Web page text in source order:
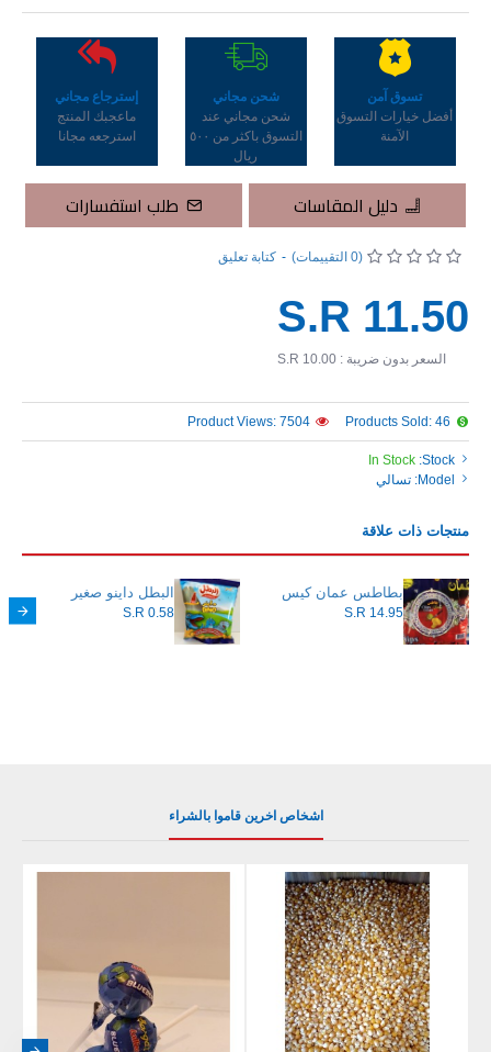
تسوق آمن
أفضل خيارات التسوق
الآمنة
شحن مجاني
شحن مجاني عند
التسوق باكثر من ٥٠٠
ريال
إسترجاع مجاني
ماعجبك المنتج
استرجعه مجانا
دليل المقاسات طلب استفسارات
Stock:
In Stock
Model: تسالي
Products Sold: 46
Product Views: 7504
(0 التقييمات) - كتابة تعليق
S.R 11.50
السعر بدون ضريبة : S.R 10.00
منتجات ذات علاقة
بطاطس عمان كيس
S.R 14.95
البطل داينو صغير
S.R 0.58
اشخاص اخرين قاموا بالشراء